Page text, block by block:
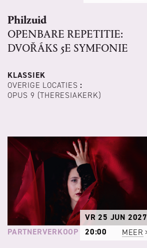
Philzuid
OPENBARE REPETITIE:
DVOŘÁKS 5E SYMFONIE
KLASSIEK
OVERIGE LOCATIES :
OPUS 9 (THERESIAKERK)
PARTNERVERKOOP
VR 25 JUN 2027
20:00
MEER